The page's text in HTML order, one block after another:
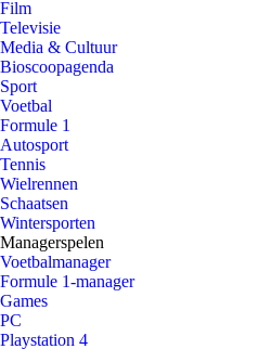
Film
Televisie
Media & Cultuur
Bioscoopagenda
Sport
Voetbal
Formule 1
Autosport
Tennis
Wielrennen
Schaatsen
Wintersporten
Managerspelen
Voetbalmanager
Formule 1-manager
Games
PC
Playstation 4